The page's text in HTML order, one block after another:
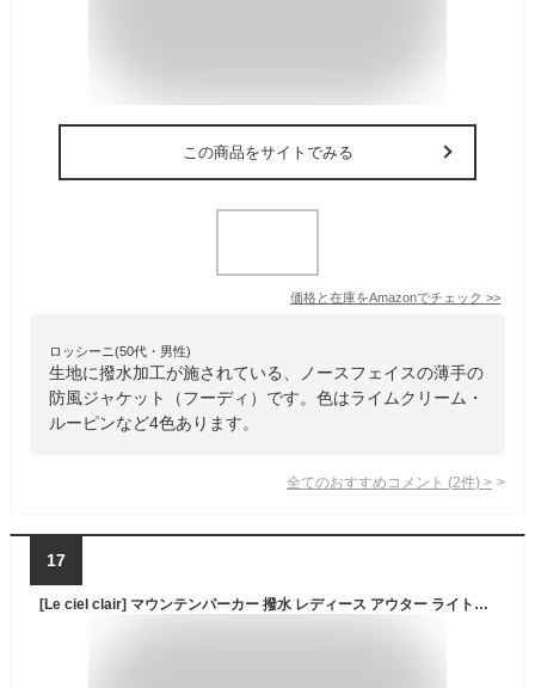
この商品をサイトでみる
価格と在庫をAmazonでチェック >>
ロッシーニ(50代・男性)
生地に撥水加工が施されている、ノースフェイスの薄手の
防風ジャケット（フーディ）です。色はライムクリーム・
ルーピンなど4色あります。
全てのおすすめコメント (2件) >
17
[Le ciel clair] マウンテンパーカー 撥水 レディース アウター ライトアウター パーカー マンパ ブルゾン ショート丈 羽織りスプリングコート 大きいサイズ はっ水 ジャケット